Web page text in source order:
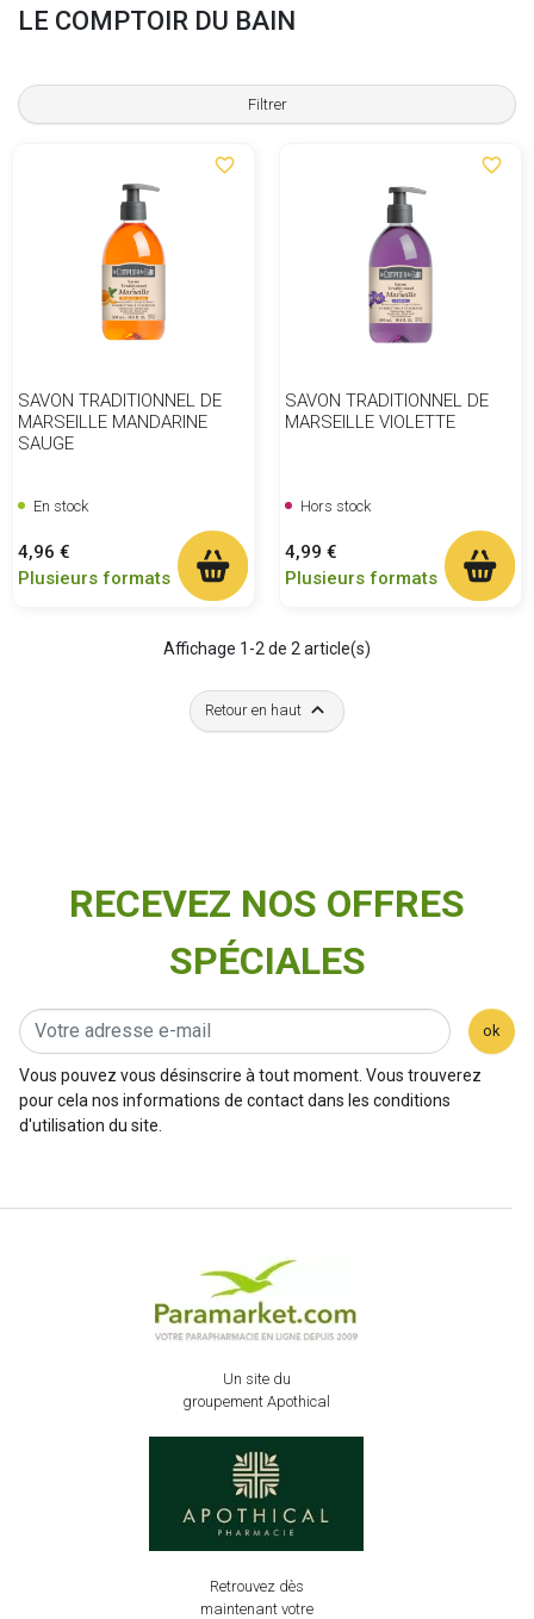
LE COMPTOIR DU BAIN
Filtrer
favorite_border
SAVON TRADITIONNEL DE
MARSEILLE MANDARINE
SAUGE
En stock
Prix
4,96 €
Plusieurs formats
favorite_border
SAVON TRADITIONNEL DE
MARSEILLE VIOLETTE
Hors stock
Prix
4,99 €
Plusieurs formats
Affichage 1-2 de 2 article(s)
Retour en haut 
RECEVEZ NOS OFFRES
SPÉCIALES
ok
Vous pouvez vous désinscrire à tout moment. Vous trouverez
pour cela nos informations de contact dans les conditions
d'utilisation du site.
Un site du
groupement Apothical
Retrouvez dès
maintenant votre